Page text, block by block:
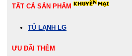
TẤT CẢ SẢN PHẨM
TỦ LẠNH LG
ƯU ĐÃI THÊM